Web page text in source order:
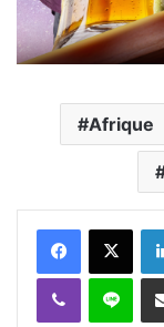
Afrique
FacebookX
Viber Ligne